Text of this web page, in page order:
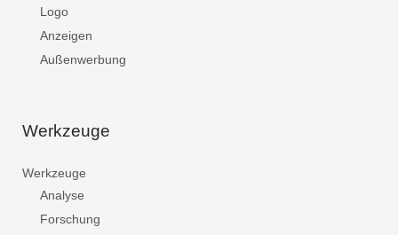
Logo
Anzeigen
Außenwerbung
Werkzeuge
Werkzeuge
Analyse
Forschung